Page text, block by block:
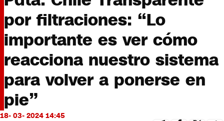
Programas completos
Cultura
Servicios
Bits
CNN Data
CNN tiempo
Opinión
por filtraciones: “Lo
importante es ver cómo
reacciona nuestro sistema
para volver a ponerse en
pie”
18- 03- 2024 14:45